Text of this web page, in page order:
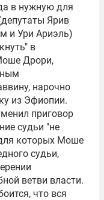
в нужную для
Ярив
и Ури Ариэль)
в
Дрори,
нарочно
из Эфиопии.
приговор
судьи "не
которых Моше
судьи,
ветви власти.
что вся